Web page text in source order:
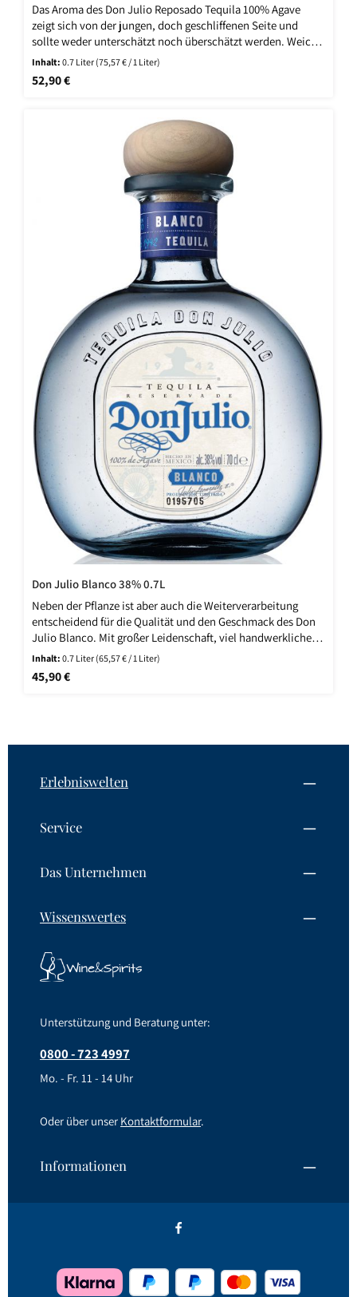
Das Aroma des Don Julio Reposado Tequila 100% Agave
zeigt sich von der jungen, doch geschliffenen Seite und
sollte weder unterschätzt noch überschätzt werden. Weich
und zugänglich, lädt es mit Zitrusfrüchten und Agavennoten
zum Entspannen ein. Die Fruchtigkeit wird von einem
feinwürzigen Beiklang begleitet, der Lust auf mehr macht.
genießbare Don Julio Reposado Tequila 100% Agave mit
Tönen von Vanille und dunkler Schokolade, ohne zu süß zu
wirken. Ein Hauch von Zimt und eine unglaubliche
Weichheit verleihen der Spirituose aus Zentralamerika
etwas Sinnliches. Das seidige, wärmende Finish kombiniert
Früchte wie karamellisierte Äpfel mit einem Beiklang von
Inhalt:0.7 Liter (75,57 € / 1 Liter)
Regulärer Preis:
52,90 €
Don Julio Blanco 38% 0.7L
Neben der Pflanze ist aber auch die Weiterverarbeitung
entscheidend für die Qualität und den Geschmack des Don
Julio Blanco. Mit großer Leidenschaft, viel handwerklichem
Können und Erfahrung entsteht einer der besten 100% de
Agave Tequilas überhaupt. Natürlich kann er als besonders
feine und aromatische Basis von Tequiladrinks aller Art
Inhalt:0.7 Liter (65,57 € / 1 Liter)
Regulärer Preis:
45,90 €
Erlebniswelten
Service
Das Unternehmen
Wissenswertes
Unterstützung und Beratung unter:
0800 - 723 4997
Mo. - Fr. 11 - 14 Uhr
Oder über unser Kontaktformular.
Informationen